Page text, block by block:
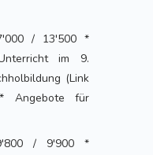
/ 13'500 *
im 9.
(Link
Angebote für
/ 9'900 *